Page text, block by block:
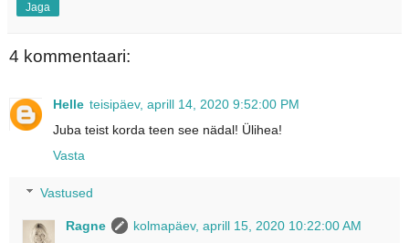
Jaga
4 kommentaari:
Helle teisipäev, aprill 14, 2020 9:52:00 PM
Juba teist korda teen see nädal! Ülihea!
Vasta
Vastused
Ragne
kolmapäev, aprill 15, 2020 10:22:00 AM